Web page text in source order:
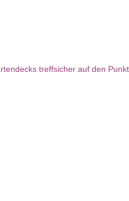
treffsicher auf den